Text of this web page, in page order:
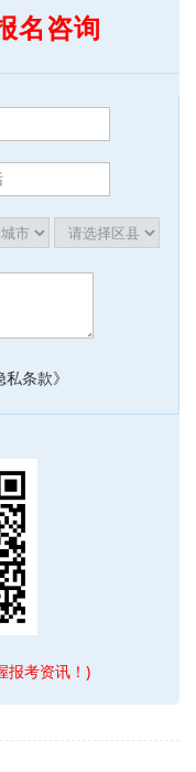
名咨询
私条款》
报考资讯！)